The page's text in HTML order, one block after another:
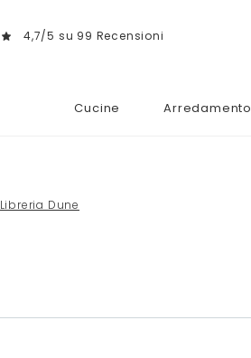
4,7/5 su 99 Recensioni
Cucine Arredamento
Libreria Dune